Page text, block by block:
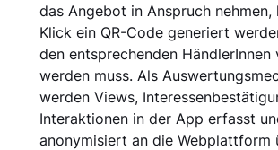
das Angebot in Anspruch nehmen,
Klick ein QR-Code generiert
den entsprechenden
werden muss. Als
werden Views,
Interaktionen in der App erfasst
anonymisiert an die Webplattform